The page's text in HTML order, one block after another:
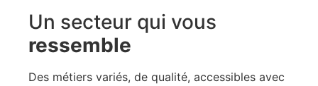
Un secteur qui vous
ressemble
Des métiers variés, de qualité, accessibles avec